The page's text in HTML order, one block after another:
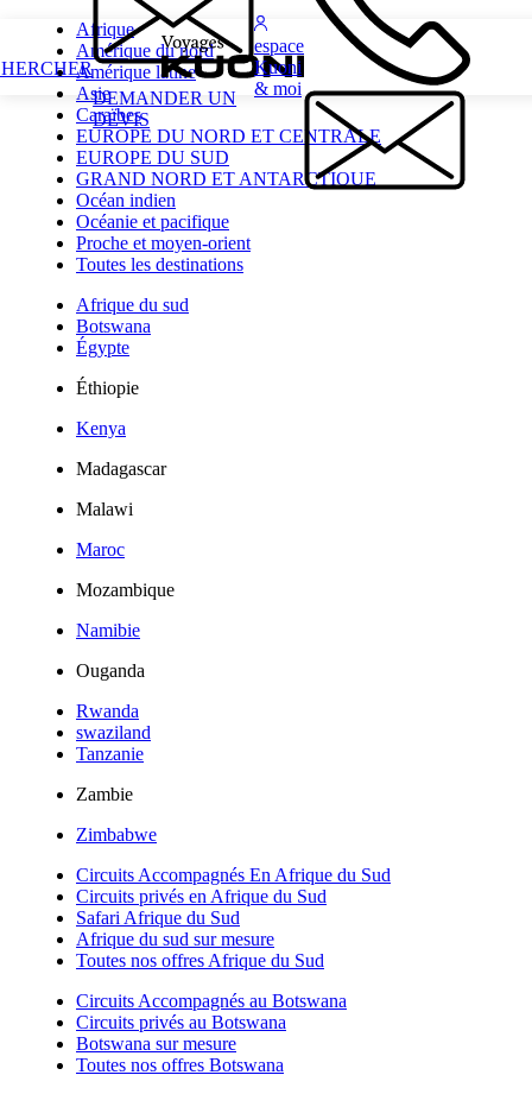
DEMANDER UN
DEVIS
espace
Kuoni
& moi
Afrique
Amérique du nord
Amérique latine
Asie
Caraïbes
EUROPE DU NORD ET CENTRALE
EUROPE DU SUD
GRAND NORD ET ANTARCTIQUE
Océan indien
Océanie et pacifique
Proche et moyen-orient
Toutes les destinations
Afrique du sud
Botswana
Égypte
Éthiopie
Kenya
Madagascar
Malawi
Maroc
Mozambique
Namibie
Ouganda
Rwanda
swaziland
Tanzanie
Zambie
Zimbabwe
Circuits Accompagnés En Afrique du Sud
Circuits privés en Afrique du Sud
Safari Afrique du Sud
Afrique du sud sur mesure
Toutes nos offres Afrique du Sud
Circuits Accompagnés au Botswana
Circuits privés au Botswana
Botswana sur mesure
Toutes nos offres Botswana